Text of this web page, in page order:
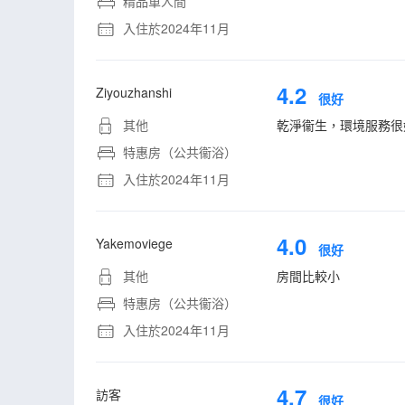
入住於2024年11月
Ziyouzhanshi
其他
特惠房（公共衞浴）
入住於2024年11月
4.2
很好
乾淨衞生，環境服務
Yakemoviege
其他
特惠房（公共衞浴）
入住於2024年11月
4.0
很好
房間比較小
訪客 4.7 很好